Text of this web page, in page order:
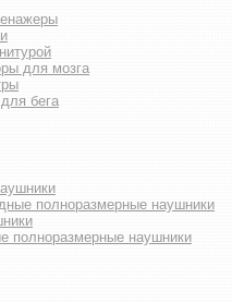
для мозга
бега
полноразмерные наушники
полноразмерные наушники